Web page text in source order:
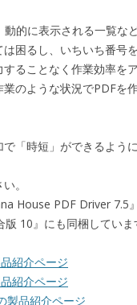
的に表示される一覧な
困るし、いちいち番号
ることなく作業効率を
のような状況でPDFを
「時短」ができるように
。
House PDF Driver 7.5
10』にも同梱していま
紹介ページ
紹介ページ
製品紹介ページ